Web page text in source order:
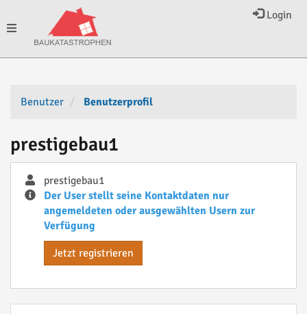
Login
Toggle
Benutzer
Benutzerprofil
prestigebau1
prestigebau1
Der User stellt seine Kontaktdaten nur
angemeldeten oder ausgewählten Usern zur
Verfügung
Jetzt registrieren